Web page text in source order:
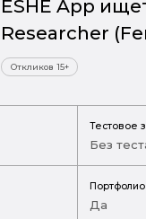
ESHE App
Researcher
Откликов 15+
Тестовое
Без
Да